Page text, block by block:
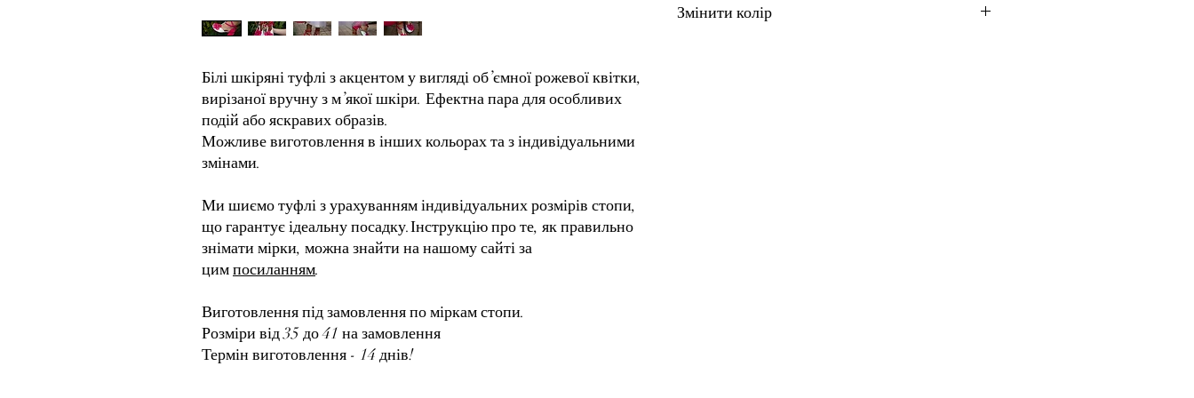
Білі шкіряні туфлі з акцентом у вигляді об’ємної рожевої квітки,
вирізаної вручну з м’якої шкіри. Ефектна пара для особливих
подій або яскравих образів.
Можливе виготовлення в інших кольорах та з індивідуальними
змінами.
Ми шиємо туфлі з урахуванням індивідуальних розмірів стопи,
що гарантує ідеальну посадку.Інструкцію про те, як правильно
знімати мірки, можна знайти на нашому сайті за
цимпосиланням.
Виготовлення під замовлення по міркам стопи.
Розміри від 35 до 41 на замовлення
Термін виготовлення - 14 днів!
замовлення з урахуванням ваших індивідуальних
Змінити колір